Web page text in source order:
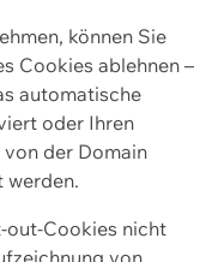
können Sie
Cookies ablehnen –
automatische
oder Ihren
der Domain
werden.
out-Cookies nicht